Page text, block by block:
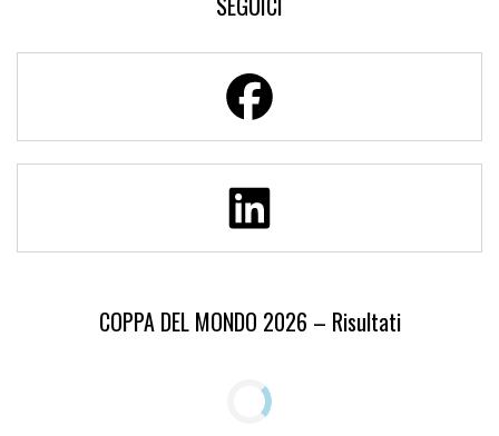
COPPA DEL MONDO 2026 – Risultati